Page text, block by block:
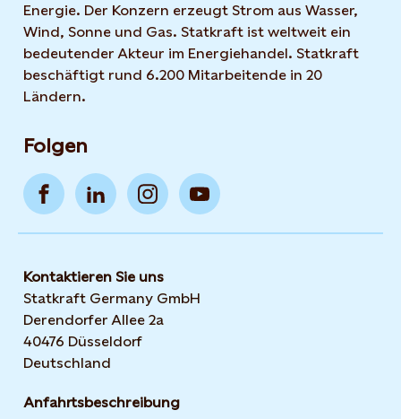
Energie. Der Konzern erzeugt Strom aus Wasser,
Wind, Sonne und Gas. Statkraft ist weltweit ein
bedeutender Akteur im Energiehandel. Statkraft
beschäftigt rund 6.200 Mitarbeitende in 20
Ländern.
Folgen
Kontaktieren Sie uns
Statkraft Germany GmbH
Derendorfer Allee 2a
40476 Düsseldorf
Deutschland
Anfahrtsbeschreibung